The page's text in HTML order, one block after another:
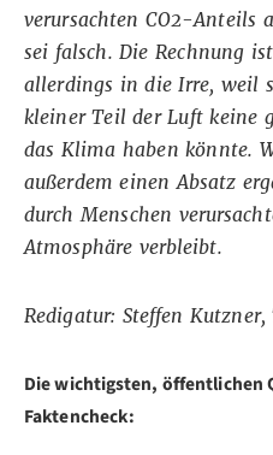
verursachten CO2-Anteils
sei falsch. Die Rechnung
allerdings in die Irre, weil
kleiner Teil der Luft keine
das Klima haben könnte.
außerdem einen Absatz
durch Menschen
Atmosphäre verbleibt.
Redigatur: Steffen
Die wichtigsten, öffentlichen
Faktencheck: